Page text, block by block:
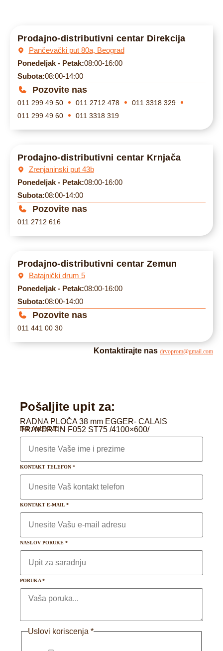
Prodajno-distributivni centar Direkcija
Pančevački put 80a, Beograd
Ponedeljak - Petak:08:00-16:00
Subota:08:00-14:00
Pozovite nas
011 299 49 50 011 2712 478
011 3318 329
011 299 49 60
011 3318 319
Prodajno-distributivni centar Krnjača
Zrenjaninski put 43b
Ponedeljak - Petak:08:00-16:00
Subota:08:00-14:00
Pozovite nas
011 2712 616
Prodajno-distributivni centar Zemun
Batajnički drum 5
Ponedeljak - Petak:08:00-16:00
Subota:08:00-14:00
Pozovite nas
011 441 00 30
Kontaktirajte nas drvoprom@gmail.com
Pošaljite upit za:
RADNA PLOČA 38 mm EGGER- CALAIS
TRAVERTIN F052 ST75 /4100×600/
IME I PREZIME *
KONTAKT TELEFON *
KONTAKT E-MAIL*
NASLOV PORUKE *
PORUKA*
Uslovi koriscenja *